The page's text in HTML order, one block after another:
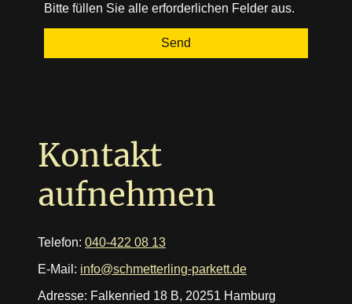
Bitte füllen Sie alle erforderlichen Felder aus.
Send
Kontakt
aufnehmen
Telefon: 040-422 08 13
E-Mail: info@schmetterling-parkett.de
Adresse: Falkenried 18 B, 20251 Hamburg